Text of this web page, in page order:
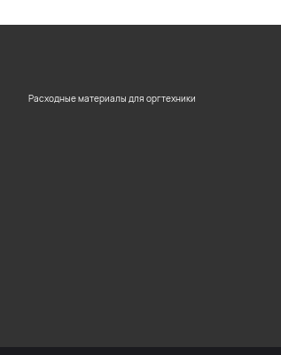
Расходные материалы для оргтехники